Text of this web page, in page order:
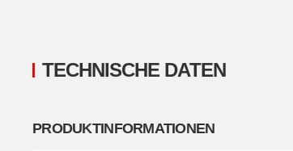
TECHNISCHE DATEN
PRODUKTINFORMATIONEN